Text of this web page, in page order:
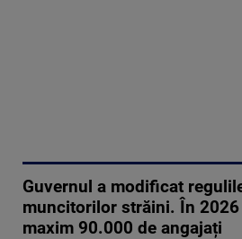
Guvernul a modificat
muncitorilor străini. În
maxim 90.000 de angajați